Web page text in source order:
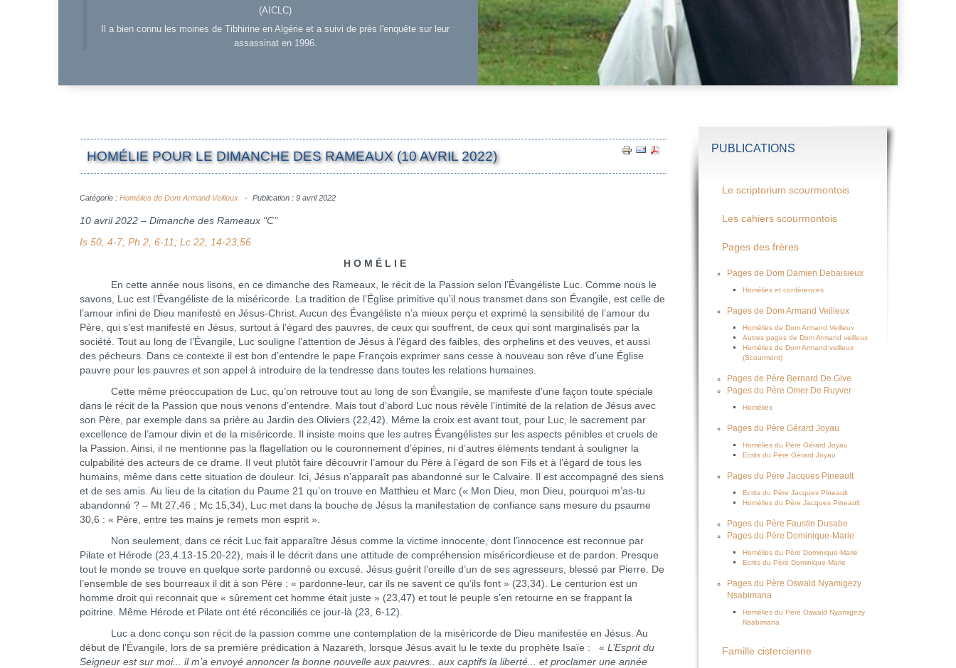
(AICLC)
Il a bien connu les moines de Tibhirine en Algérie et a suivi de près l'enquête sur leur
assassinat en 1996.
HOMÉLIE POUR LE DIMANCHE DES RAMEAUX (10 AVRIL 2022)
Catégorie : Homélies de Dom Armand Veilleux Publication : 9 avril 2022
10 avril 2022 – Dimanche des Rameaux "C"
Is 50, 4-7; Ph 2, 6-11; Lc 22, 14-23,56
H O M É L I E
En cette année nous lisons, en ce dimanche des Rameaux, le récit de la Passion selon l’Évangéliste Luc. Comme nous le
savons, Luc est l’Évangéliste de la miséricorde. La tradition de l’Église primitive qu’il nous transmet dans son Évangile, est celle de
l’amour infini de Dieu manifesté en Jésus-Christ. Aucun des Évangéliste n’a mieux perçu et exprimé la sensibilité de l’amour du
Père, qui s’est manifesté en Jésus, surtout à l’égard des pauvres, de ceux qui souffrent, de ceux qui sont marginalisés par la
société. Tout au long de l’Évangile, Luc souligne l’attention de Jésus à l’égard des faibles, des orphelins et des veuves, et aussi
des pécheurs. Dans ce contexte il est bon d’entendre le pape François exprimer sans cesse à nouveau son rêve d’une Église
pauvre pour les pauvres et son appel à introduire de la tendresse dans toutes les relations humaines.
Cette même préoccupation de Luc, qu’on retrouve tout au long de son Évangile, se manifeste d’une façon toute spéciale
dans le récit de la Passion que nous venons d’entendre. Mais tout d’abord Luc nous révèle l’intimité de la relation de Jésus avec
son Père, par exemple dans sa prière au Jardin des Oliviers (22,42). Même la croix est avant tout, pour Luc, le sacrement par
excellence de l’amour divin et de la miséricorde. Il insiste moins que les autres Évangélistes sur les aspects pénibles et cruels de
la Passion. Ainsi, il ne mentionne pas la flagellation ou le couronnement d’épines, ni d’autres éléments tendant à souligner la
culpabilité des acteurs de ce drame. Il veut plutôt faire découvrir l’amour du Père à l’égard de son Fils et à l’égard de tous les
humains, même dans cette situation de douleur. Ici, Jésus n’apparaît pas abandonné sur le Calvaire. Il est accompagné des siens
et de ses amis. Au lieu de la citation du Paume 21 qu’on trouve en Matthieu et Marc (« Mon Dieu, mon Dieu, pourquoi m’as-tu
abandonné ? – Mt 27,46 ; Mc 15,34), Luc met dans la bouche de Jésus la manifestation de confiance sans mesure du psaume
30,6 : « Père, entre tes mains je remets mon esprit ».
Non seulement, dans ce récit Luc fait apparaître Jésus comme la victime innocente, dont l’innocence est reconnue par
Pilate et Hérode (23,4.13-15.20-22), mais il le décrit dans une attitude de compréhension miséricordieuse et de pardon. Presque
tout le monde se trouve en quelque sorte pardonné ou excusé. Jésus guérit l’oreille d’un de ses agresseurs, blessé par Pierre. De
l’ensemble de ses bourreaux il dit à son Père : « pardonne-leur, car ils ne savent ce qu’ils font » (23,34). Le centurion est un
homme droit qui reconnait que « sûrement cet homme était juste » (23,47) et tout le peuple s’en retourne en se frappant la
poitrine. Même Hérode et Pilate ont été réconciliés ce jour-là (23, 6-12).
Luc a donc conçu son récit de la passion comme une contemplation de la miséricorde de Dieu manifestée en Jésus. Au
début de l’Évangile, lors de sa première prédication à Nazareth, lorsque Jésus avait lu le texte du prophète Isaïe : « L’Esprit du
Seigneur est sur moi... il m’a envoyé annoncer la bonne nouvelle aux pauvres.. aux captifs la liberté... et proclamer une année
PUBLICATIONS
Le scriptorium scourmontois
Les cahiers scourmontois
Pages des frères
Pages de Dom Damien Debaisieux
Homélies et conférences
Pages de Dom Armand Veilleux
Homélies de Dom Armand Veilleux
Autres pages de Dom Armand veilleux
Homélies de Dom Armand veilleux
(Scourmont)
Pages de Père Bernard De Give
Pages du Père Omer De Ruyver
Homélies
Pages du Père Gérard Joyau
Homélies du Père Gérard Joyau
Ecrits du Père Gérard Joyau
Pages du Père Jacques Pineault
Ecrits du Père Jacques Pineault
Homélies du Père Jacques Pineault
Pages du Père Faustin Dusabe
Pages du Père Dominique-Marie
Homélies du Père Dominique-Marie
Ecrits du Père Dominique-Marie
Pages du Père Oswald Nyamigezy
Nsabimana
Homélies du Père Oswald Nyamigezy
Nsabimana
Famille cistercienne